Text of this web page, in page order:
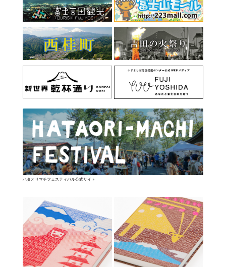
ハタオリマチフェスティバル公式サイト